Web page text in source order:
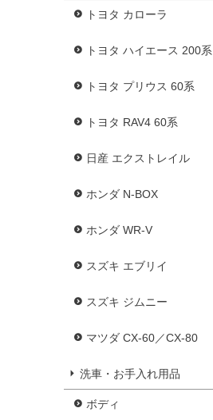
トヨタ カローラ
トヨタ ハイエース 200系
トヨタ プリウス 60系
トヨタ RAV4 60系
日産 エクストレイル
ホンダ N-BOX
ホンダ WR-V
スズキ エブリイ
スズキ ジムニー
マツダ CX-60／CX-80
洗車・お手入れ用品
ボディ